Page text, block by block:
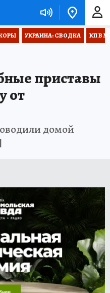
УКРАИНА: СВОДКА КП В
приставы
от
домой